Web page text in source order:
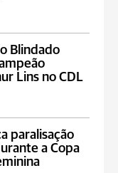
Blindado
Lins no CDL
paralisação
a Copa